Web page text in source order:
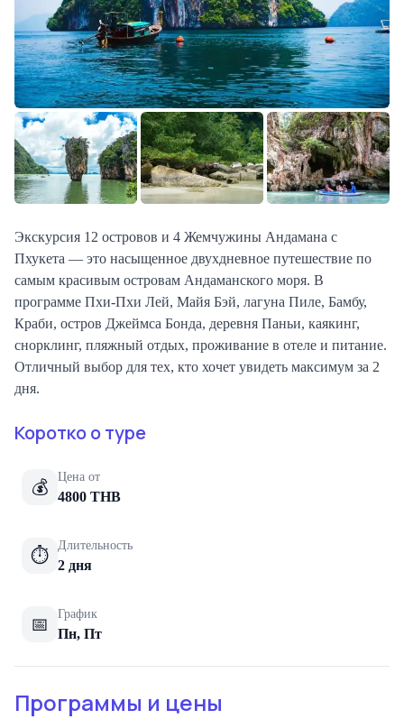
Экскурсия 12 островов и 4 Жемчужины Андамана с
Пхукета — это насыщенное двухдневное путешествие по
самым красивым островам Андаманского моря. В
программе Пхи-Пхи Лей, Майя Бэй, лагуна Пиле, Бамбу,
Краби, остров Джеймса Бонда, деревня Паньи, каякинг,
снорклинг, пляжный отдых, проживание в отеле и питание.
Отличный выбор для тех, кто хочет увидеть максимум за 2
дня.
Коротко о туре
💰
Цена от
4800 THB
⏱
Длительность
2 дня
📅
График
Пн, Пт
Программы и цены